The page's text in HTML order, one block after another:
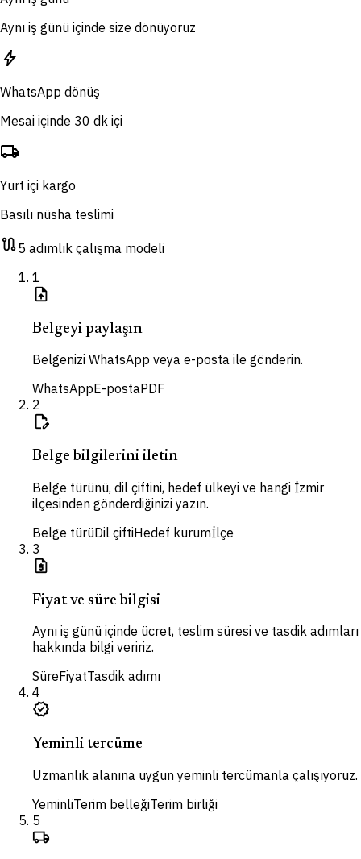
Aynı iş günü içinde size dönüyoruz
bolt
WhatsApp dönüş
Mesai içinde 30 dk içi
local_shipping
Yurt içi kargo
Basılı nüsha teslimi
route5 adımlık çalışma modeli
1
upload_file
Belgeyi paylaşın
Belgenizi WhatsApp veya e-posta ile gönderin.
WhatsAppE-postaPDF
2
edit_document
Belge bilgilerini iletin
Belge türünü, dil çiftini, hedef ülkeyi ve hangi İzmir
ilçesinden gönderdiğinizi yazın.
Belge türüDil çiftiHedef kurumİlçe
3
request_quote
Fiyat ve süre bilgisi
Aynı iş günü içinde ücret, teslim süresi ve tasdik adımları
hakkında bilgi veririz.
SüreFiyatTasdik adımı
4
verified
Yeminli tercüme
Uzmanlık alanına uygun yeminli tercümanla çalışıyoruz.
YeminliTerim belleğiTerim birliği
5
local_shipping